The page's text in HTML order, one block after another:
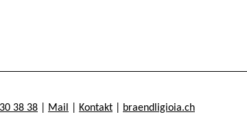
38 38 Mail Kontakt braendligioia.ch